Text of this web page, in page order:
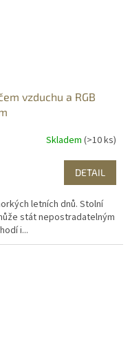
vzduchu a RGB
Skladem (>10 ks)
DETAIL
letních dnů. Stolní
stát nepostradatelným
i...